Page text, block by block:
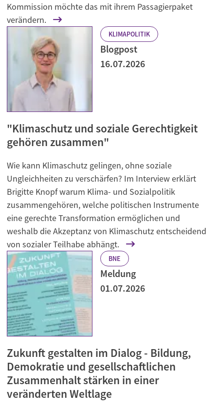
Kommission möchte das mit ihrem Passagierpaket
verändern.
KLIMAPOLITIK
Blogpost
16.07.2026
"Klimaschutz und soziale Gerechtigkeit
gehören zusammen"
Wie kann Klimaschutz gelingen, ohne soziale
Ungleichheiten zu verschärfen? Im Interview erklärt
Brigitte Knopf warum Klima- und Sozialpolitik
zusammengehören, welche politischen Instrumente
eine gerechte Transformation ermöglichen und
weshalb die Akzeptanz von Klimaschutz entscheidend
von sozialer Teilhabe abhängt.
BNE
Meldung
01.07.2026
Zukunft gestalten im Dialog - Bildung,
Demokratie und gesellschaftlichen
Zusammenhalt stärken in einer
veränderten Weltlage